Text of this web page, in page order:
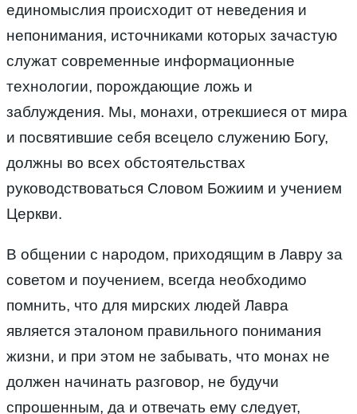
единомыслия происходит от неведения и
непонимания, источниками которых зачастую
служат современные информационные
технологии, порождающие ложь и
заблуждения. Мы, монахи, отрекшиеся от мира
и посвятившие себя всецело служению Богу,
должны во всех обстоятельствах
руководствоваться Словом Божиим и учением
Церкви.
В общении с народом, приходящим в Лавру за
советом и поучением, всегда необходимо
помнить, что для мирских людей Лавра
является эталоном правильного понимания
жизни, и при этом не забывать, что монах не
должен начинать разговор, не будучи
спрошенным, да и отвечать ему следует,